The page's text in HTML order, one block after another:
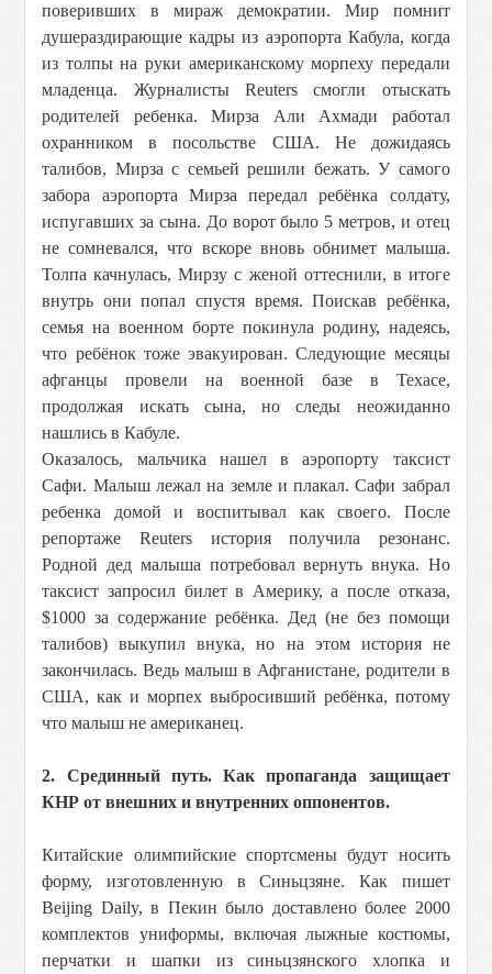
поверивших в мираж демократии. Мир помнит
душераздирающие кадры из аэропорта Кабула, когда
из толпы на руки американскому морпеху передали
младенца. Журналисты Reuters смогли отыскать
родителей ребенка. Мирза Али Ахмади работал
охранником в посольстве США. Не дожидаясь
талибов, Мирза с семьей решили бежать. У самого
забора аэропорта Мирза передал ребёнка солдату,
испугавших за сына. До ворот было 5 метров, и отец
не сомневался, что вскоре вновь обнимет малыша.
Толпа качнулась, Мирзу с женой оттеснили, в итоге
внутрь они попал спустя время. Поискав ребёнка,
семья на военном борте покинула родину, надеясь,
что ребёнок тоже эвакуирован. Следующие месяцы
афганцы провели на военной базе в Техасе,
продолжая искать сына, но следы неожиданно
нашлись в Кабуле.
Оказалось, мальчика нашел в аэропорту таксист
Сафи. Малыш лежал на земле и плакал. Сафи забрал
ребенка домой и воспитывал как своего. После
репортаже Reuters история получила резонанс.
Родной дед малыша потребовал вернуть внука. Но
таксист запросил билет в Америку, а после отказа,
$1000 за содержание ребёнка. Дед (не без помощи
талибов) выкупил внука, но на этом история не
закончилась. Ведь малыш в Афганистане, родители в
США, как и морпех выбросивший ребёнка, потому
что малыш не американец.
2. Срединный путь. Как пропаганда защищает
КНР от внешних и внутренних оппонентов.
Китайские олимпийские спортсмены будут носить
форму, изготовленную в Синьцзяне. Как пишет
Beijing Daily, в Пекин было доставлено более 2000
комплектов униформы, включая лыжные костюмы,
перчатки и шапки из синьцзянского хлопка и